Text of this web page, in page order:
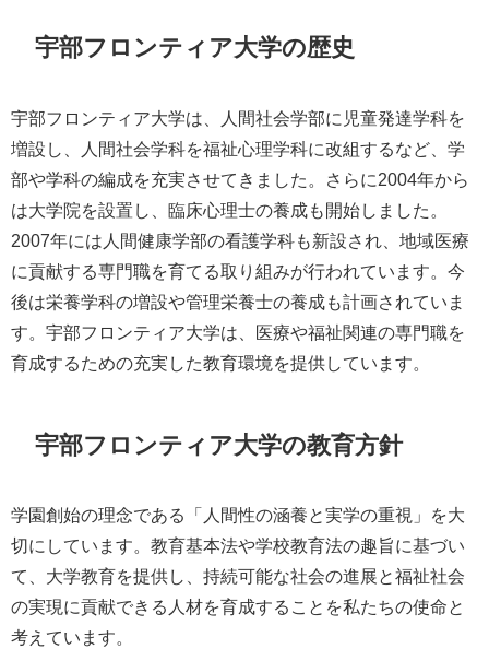
宇部フロンティア大学の歴史
宇部フロンティア大学は、人間社会学部に児童発達学科を
増設し、人間社会学科を福祉心理学科に改組するなど、学
部や学科の編成を充実させてきました。さらに2004年から
は大学院を設置し、臨床心理士の養成も開始しました。
2007年には人間健康学部の看護学科も新設され、地域医療
に貢献する専門職を育てる取り組みが行われています。今
後は栄養学科の増設や管理栄養士の養成も計画されていま
す。宇部フロンティア大学は、医療や福祉関連の専門職を
育成するための充実した教育環境を提供しています。
宇部フロンティア大学の教育方針
学園創始の理念である「人間性の涵養と実学の重視」を大
切にしています。教育基本法や学校教育法の趣旨に基づい
て、大学教育を提供し、持続可能な社会の進展と福祉社会
の実現に貢献できる人材を育成することを私たちの使命と
考えています。